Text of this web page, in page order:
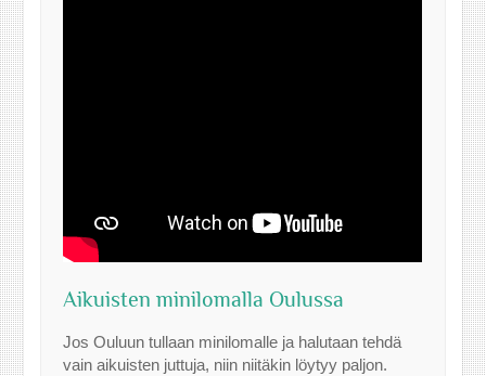
Aikuisten minilomalla Oulussa
Jos Ouluun tullaan minilomalle ja halutaan tehdä
vain aikuisten juttuja, niin niitäkin löytyy paljon.